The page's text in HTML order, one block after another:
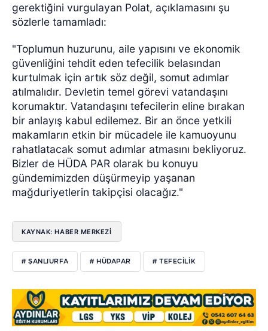
gerektiğini vurgulayan Polat, açıklamasını şu
sözlerle tamamladı:
"Toplumun huzurunu, aile yapısını ve ekonomik
güvenliğini tehdit eden tefecilik belasından
kurtulmak için artık söz değil, somut adımlar
atılmalıdır. Devletin temel görevi vatandaşını
korumaktır. Vatandaşını tefecilerin eline bırakan
bir anlayış kabul edilemez. Bir an önce yetkili
makamların etkin bir mücadele ile kamuoyunu
rahatlatacak somut adımlar atmasını bekliyoruz.
Bizler de HÜDA PAR olarak bu konuyu
gündemimizden düşürmeyip yaşanan
mağduriyetlerin takipçisi olacağız."
KAYNAK: HABER MERKEZİ
# ŞANLIURFA # HÜDAPAR # TEFECILIK